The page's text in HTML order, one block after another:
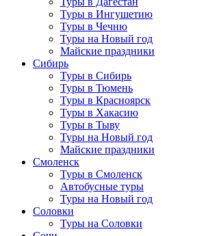
Туры в Ингушетию
Туры в Чечню
Туры на Новый год
Майские праздники
Сибирь
Туры в Сибирь
Туры в Тюмень
Туры в Красноярск
Туры в Хакасию
Туры в Тыву
Туры на Новый год
Майские праздники
Смоленск
Туры в Смоленск
Автобусные туры
Туры на Новый год
Соловки
Туры на Соловки